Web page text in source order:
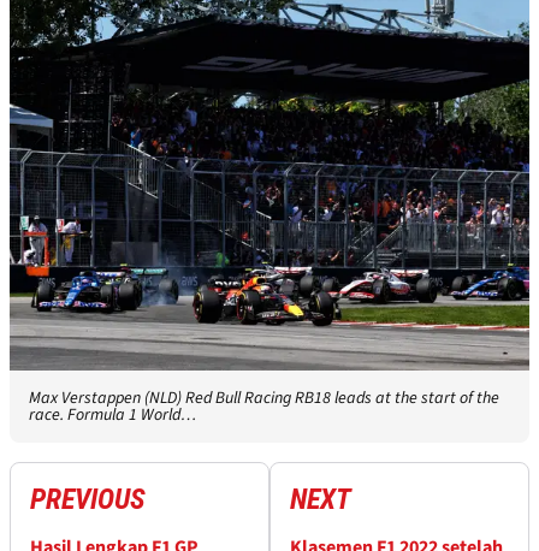
Max Verstappen (NLD) Red Bull Racing RB18 leads at the start of the
race. Formula 1 World…
PREVIOUS NEXT